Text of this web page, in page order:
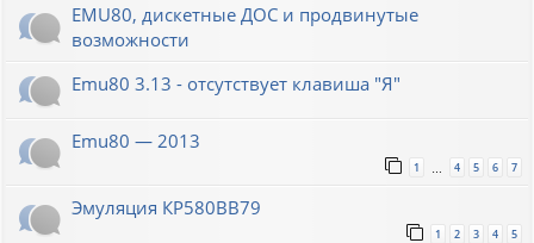
EMU80, дискетные ДОС и продвинутые
возможности
Emu80 3.13 - отсутствует клавиша "Я"
Emu80 — 2013
1 4 5 6 7
Эмуляция КР580ВВ79
1 2 3 4 5